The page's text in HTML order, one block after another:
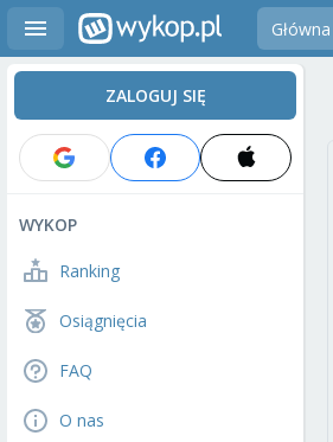
Główna
ZALOGUJ SIĘ
WYKOP
Ranking
Osiągnięcia
FAQ
O nas